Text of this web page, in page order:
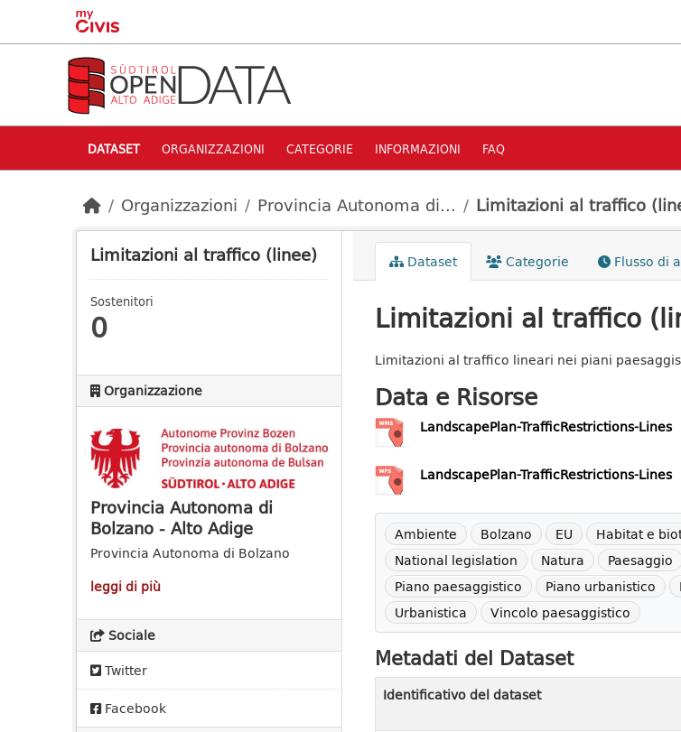
Skip to main content
DATASET ORGANIZZAZIONI CATEGORIE INFORMAZIONI FAQ
Organizzazioni Provincia Autonoma di... Limitazioni al traffico
Limitazioni al traffico (linee)
Sostenitori
0
Organizzazione
Provincia Autonoma di
Bolzano - Alto Adige
Provincia Autonoma di Bolzano
leggi di più
Sociale
Twitter
Facebook
Dataset Categorie Flusso di
Limitazioni al traffico
Limitazioni al traffico lineari nei piani
Data e Risorse
LandscapePlan-TrafficRestrictions-Lines
LandscapePlan-TrafficRestrictions-Lines
Ambiente Bolzano EU Habitat e
National legislation
Natura Paesaggio
Piano paesaggistico
Piano urbanistico
Urbanistica
Vincolo paesaggistico
Metadati del Dataset
Identificativo del dataset